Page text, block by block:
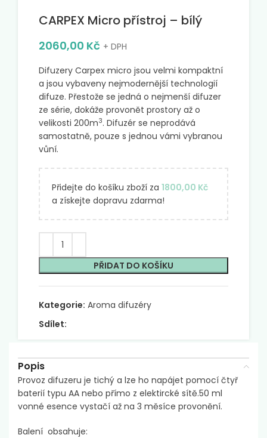
CARPEX Micro přístroj – bílý
2060,00 Kč + DPH
Difuzery Carpex micro jsou velmi kompaktní
a jsou vybaveny nejmodernější technologií
difuze. Přestože se jedná o nejmenší difuzer
ze série, dokáže provonět prostory až o
velikosti 200m3. Difuzér se neprodává
samostatně, pouze s jednou vámi vybranou
vůní.
Přidejte do košíku zboží za 1800,00 Kč
a získejte dopravu zdarma!
PŘIDAT DO KOŠÍKU
Kategorie: Aroma difuzéry
Sdílet:
Popis
Provoz difuzeru je tichý a lze ho napájet pomocí čtyř
baterií typu AA nebo přímo z elektircké sítě.50 ml
vonné esence vystačí až na 3 měsíce provonění.
Balení obsahuje: